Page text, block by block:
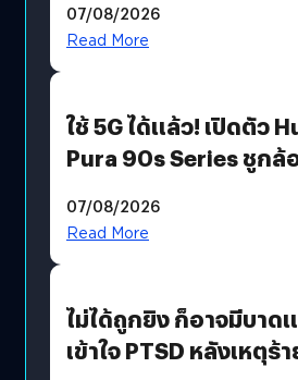
บริโภคและ B2B
07/08/2026
Read More
ใช้ 5G ได้แล้ว! เปิดตัว
Pura 90s Series ชูกล้
07/08/2026
Read More
ไม่ได้ถูกยิง ก็อาจมีบาด
เข้าใจ PTSD หลังเหตุร้